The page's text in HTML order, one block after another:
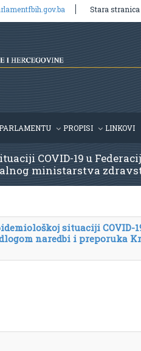
Stara stranica
PROPISI LINKOVI
COVID-19 u
ministarstva
situaciji COVID-
naredbi i preporuka